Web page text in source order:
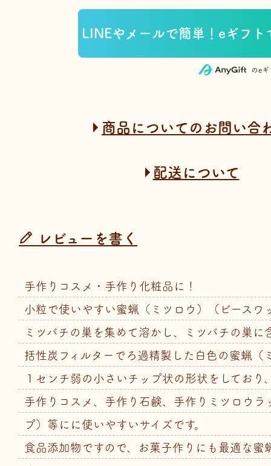
のe
商品についてのお問い合
配送について
レビューを書く
手作りコスメ・手作り化粧品に！
小粒で使いやすい蜜蝋（ミツロウ）（ビースワ
ミツバチの巣を集めて溶かし、ミツバチの巣に
括性炭フィルターでろ過精製した白色の蜜蝋（
１センチ弱の小さいチップ状の形状をしており
手作りコスメ、手作り石鹸、手作りミツロウラ
プ）等にに使いやすいサイズです。
食品添加物ですので、お菓子作りにも最適な蜜